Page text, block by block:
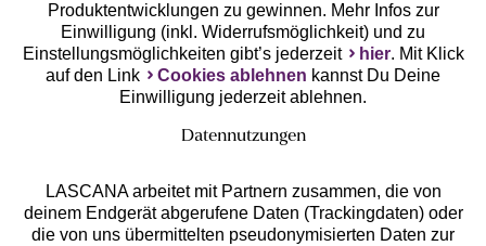
Services
Produktentwicklungen zu gewinnen. Mehr Infos zur
Einwilligung (inkl. Widerrufsmöglichkeit) und zu
Einstellungsmöglichkeiten gibt’s jederzeit
hier. Mit Klick
auf den Link
Cookies ablehnen kannst Du Deine
Einwilligung jederzeit ablehnen.
Datennutzungen
LASCANA arbeitet mit Partnern zusammen, die von
deinem Endgerät abgerufene Daten (Trackingdaten) oder
die von uns übermittelten pseudonymisierten Daten zur